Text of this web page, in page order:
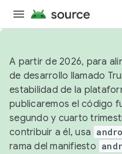
A partir de 2026, para
de desarrollo llamado
estabilidad de la
publicaremos el código
segundo y cuarto
contribuir a él, usa
rama del manifiesto